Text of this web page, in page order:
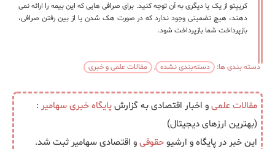
کریپتو از یک یا دیگری به آن توجه کنید. برای صرافی هایی که این بیمه را ارائه نمی
دهند، هیچ تضمینی وجود ندارد که در صورت هک شدن یا از بین رفتن صرافی،
بازپرداخت شما بازپرداخت شود.
دسته بندی ها: دسته‌بندی نشده , مقالات علمی و خبری
مقالات علمیو اخبار اقتصادی به گزارشپایگاه خبریسهامیر :
(بهترین ارزهای دیجیتال)
این خبر در پایگاه و ارشیوحقوقیو اقتصادی سهامیر ثبت شد.